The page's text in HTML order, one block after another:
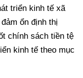
triển kinh tế xã
ổn định thị
chính sách tiền tệ
kinh tế theo mục